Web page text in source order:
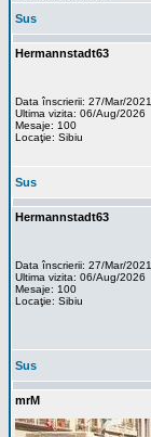
Sus
Hermannstadt63
Data înscrierii: 27/Mar/2021
Ultima vizita: 06/Aug/2026
Mesaje: 100
Locaţie: Sibiu
Sus
Hermannstadt63
Data înscrierii: 27/Mar/2021
Ultima vizita: 06/Aug/2026
Mesaje: 100
Locaţie: Sibiu
Sus
mrM